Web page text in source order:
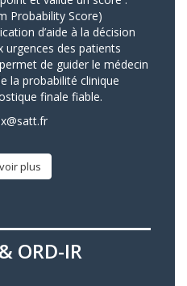
Probability Score)
d’aide à la décision
urgences des patients
permet de guider le médecin
la probabilité clinique
finale fiable.
plus
ORD-IR